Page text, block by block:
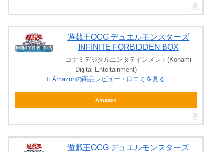
遊戯王OCG デュエルモンスターズ
INFINITE FORBIDDEN BOX
コナミデジタルエンタテインメント(Konami
Digital Entertainment)
Amazonの商品レビュー・口コミを見る
Amazon
遊戯王OCG デュエルモンスターズ